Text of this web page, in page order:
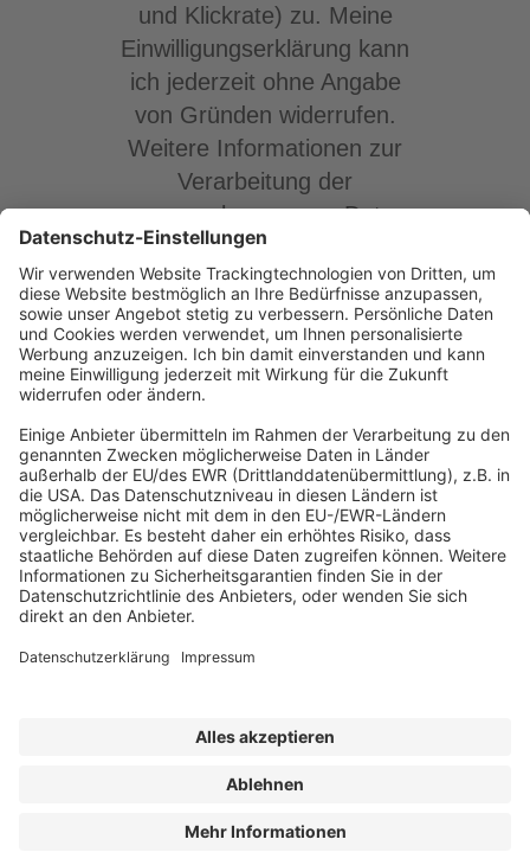
und Klickrate) zu. Meine
Einwilligungserklärung kann
ich jederzeit ohne Angabe
von Gründen widerrufen.
Weitere Informationen zur
Verarbeitung der
personenbezogenen Daten
dazu und das
Widerrufsrecht erhalte ich
unter
Datenschutzerklärung.
Registrieren
|Erklärung zur Barrierefreiheit
© inspiration.der-sanierungsvorsprung.de